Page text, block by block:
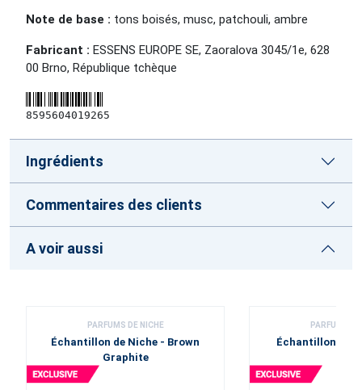
Note de base : tons boisés, musc, patchouli, ambre
Fabricant : ESSENS EUROPE SE, Zaoralova 3045/1e, 628
00 Brno, République tchèque
8595604019265
Ingrédients
Commentaires des clients
A voir aussi
PARFUMS DE NICHE
Échantillon de Niche - Brown
Graphite
PARFUMS
Échantillon de